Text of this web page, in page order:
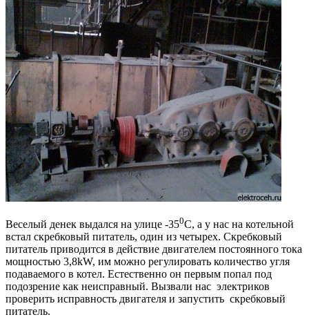
Веселый денек выдался на улице -350С, а у нас на котельной
встал скребковый питатель, один из четырех. Скребковый
питатель приводится в действие двигателем постоянного тока
мощностью 3,8kW, им можно регулировать количество угля
подаваемого в котел. Естественно он первым попал под
подозрение как неисправный. Вызвали нас электриков
проверить исправность двигателя и запустить скребковый
питатель.